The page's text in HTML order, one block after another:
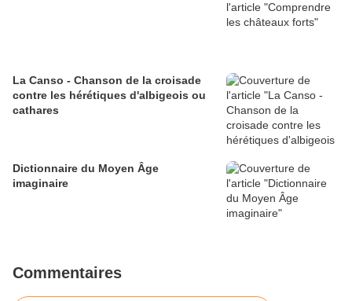
La Canso - Chanson de la croisade
contre les hérétiques d'albigeois ou
cathares
Dictionnaire du Moyen Âge
imaginaire
Commentaires